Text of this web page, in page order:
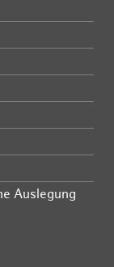
Auslegung